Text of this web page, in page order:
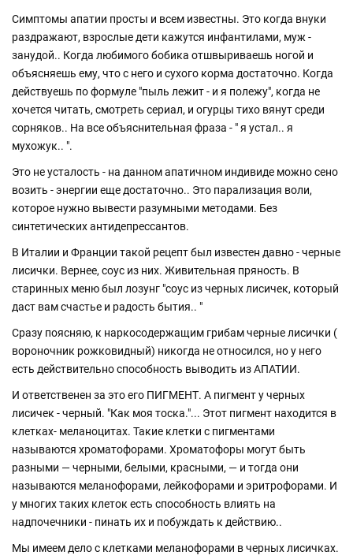
Симптомы апатии просты и всем известны. Это когда внуки
раздражают, взрослые дети кажутся инфантилами, муж -
занудой.. Когда любимого бобика отшвыриваешь ногой и
объясняешь ему, что с него и сухого корма достаточно. Когда
действуешь по формуле "пыль лежит - и я полежу", когда не
хочется читать, смотреть сериал, и огурцы тихо вянут среди
сорняков.. На все объяснительная фраза - " я устал.. я
мухожук.. ".
Это не усталость - на данном апатичном индивиде можно сено
возить - энергии еще достаточно.. Это парализация воли,
которое нужно вывести разумными методами. Без
синтетических антидепрессантов.
В Италии и Франции такой рецепт был известен давно - черные
лисички. Вернее, соус из них. Живительная пряность. В
старинных меню был лозунг "соус из черных лисичек, который
даст вам счастье и радость бытия.. "
Сразу поясняю, к наркосодержащим грибам черные лисички (
вороночник рожковидный) никогда не относился, но у него
есть действительно способность выводить из АПАТИИ.
И ответственен за это его ПИГМЕНТ. А пигмент у черных
лисичек - черный. "Как моя тоска."... Этот пигмент находится в
клетках- меланоцитах. Такие клетки с пигментами
называются хроматофорами. Хроматофоры могут быть
разными — черными, белыми, красными, — и тогда они
называются меланофорами, лейкофорами и эритрофорами. И
у многих таких клеток есть способность влиять на
надпочечники - пинать их и побуждать к действию..
Мы имеем дело с клетками меланофорами в черных лисичках.